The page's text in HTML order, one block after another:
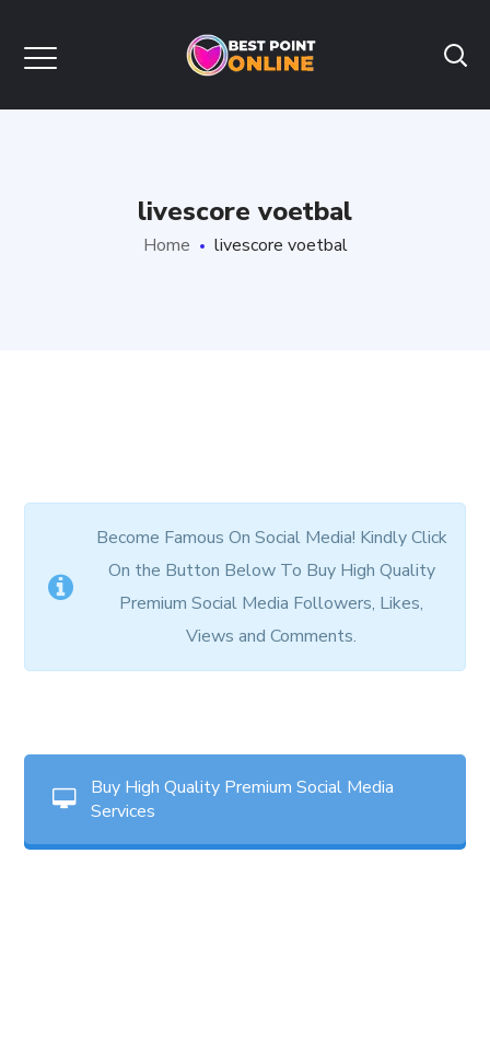
livescore voetbal
Home livescore voetbal
Become Famous On Social Media! Kindly Click
On the Button Below To Buy High Quality
Premium Social Media Followers, Likes,
Views and Comments.
Buy High Quality Premium Social Media
Services